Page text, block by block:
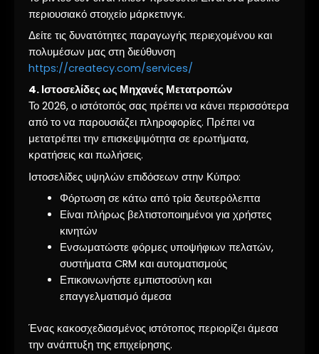
περιουσιακό στοιχείο μάρκετινγκ.
Δείτε τις δυνατότητες παραγωγής περιεχομένου και
πολυμέσων μας στη διεύθυνση
https://createcy.com/services/
4. Ιστοσελίδες ως Μηχανές Μετατροπών
Το 2026, ο ιστότοπός σας πρέπει να κάνει περισσότερα
από το να παρουσιάζει πληροφορίες. Πρέπει να
μετατρέπει την επισκεψιμότητα σε ερωτήματα,
κρατήσεις και πωλήσεις.
Ιστοσελίδες υψηλών επιδόσεων στην Κύπρο:
Φόρτωση σε κάτω από τρία δευτερόλεπτα
Είναι πλήρως βελτιστοποιημένοι για χρήστες
κινητών
Ενσωματώστε φόρμες υποψήφιων πελατών,
συστήματα CRM και αυτοματισμούς
Επικοινωνήστε εμπιστοσύνη και
επαγγελματισμό άμεσα
Ένας κακοσχεδιασμένος ιστότοπος περιορίζει άμεσα
την ανάπτυξη της επιχείρησης.